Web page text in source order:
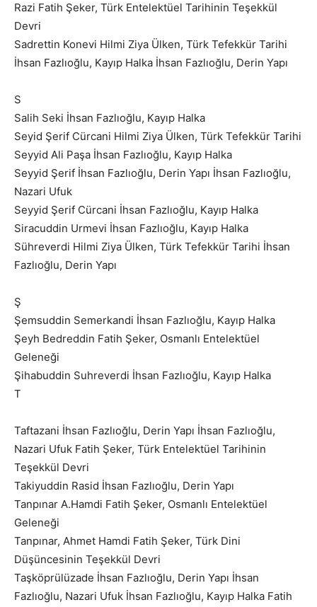
Razi Fatih Şeker, Türk Entelektüel Tarihinin Teşekkül
Devri
Sadrettin Konevi Hilmi Ziya Ülken, Türk Tefekkür Tarihi
İhsan Fazlıoğlu, Kayıp Halka İhsan Fazlıoğlu, Derin Yapı
S
Salih Seki İhsan Fazlıoğlu, Kayıp Halka
Seyid Şerif Cürcani Hilmi Ziya Ülken, Türk Tefekkür Tarihi
Seyyid Ali Paşa İhsan Fazlıoğlu, Kayıp Halka
Seyyid Şerif İhsan Fazlıoğlu, Derin Yapı İhsan Fazlıoğlu,
Nazari Ufuk
Seyyid Şerif Cürcani İhsan Fazlıoğlu, Kayıp Halka
Siracuddin Urmevi İhsan Fazlıoğlu, Kayıp Halka
Sühreverdi Hilmi Ziya Ülken, Türk Tefekkür Tarihi İhsan
Fazlıoğlu, Derin Yapı
Ş
Şemsuddin Semerkandi İhsan Fazlıoğlu, Kayıp Halka
Şeyh Bedreddin Fatih Şeker, Osmanlı Entelektüel
Geleneği
Şihabuddin Suhreverdi İhsan Fazlıoğlu, Kayıp Halka
T
Taftazani İhsan Fazlıoğlu, Derin Yapı İhsan Fazlıoğlu,
Nazari Ufuk Fatih Şeker, Türk Entelektüel Tarihinin
Teşekkül Devri
Takiyuddin Rasid İhsan Fazlıoğlu, Derin Yapı
Tanpınar A.Hamdi Fatih Şeker, Osmanlı Entelektüel
Geleneği
Tanpınar, Ahmet Hamdi Fatih Şeker, Türk Dini
Düşüncesinin Teşekkül Devri
Taşköprülüzade İhsan Fazlıoğlu, Derin Yapı İhsan
Fazlıoğlu, Nazari Ufuk İhsan Fazlıoğlu, Kayıp Halka Fatih